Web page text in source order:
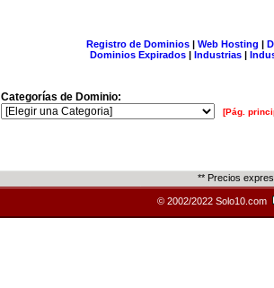
Registro de Dominios| Web Hosting |
Dominios Expirados | Industrias |
Categorías de Dominio:
[Pág.
** Precios
© 2002/2022 Solo10.com